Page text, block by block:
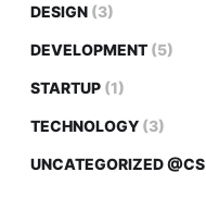
DESIGN (3)
DEVELOPMENT (5)
STARTUP (1)
TECHNOLOGY (3)
UNCATEGORIZED @CS